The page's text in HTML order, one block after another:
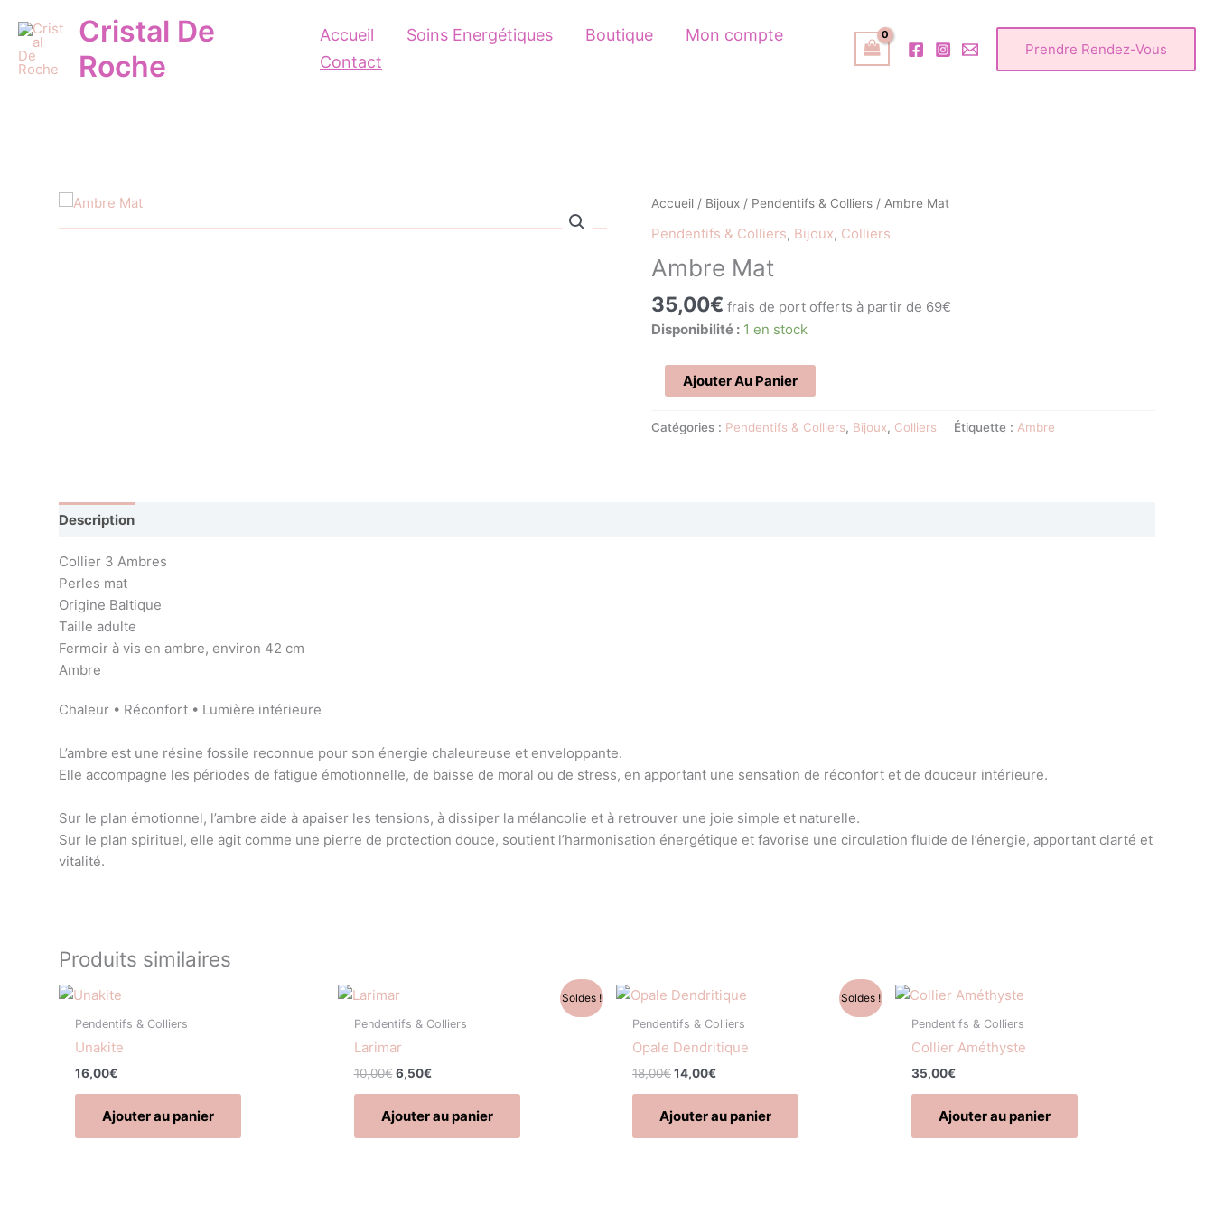
contenu
Cristal De
Roche
Accueil Soins Energétiques Boutique
Mon compte
Contact
Prendre Rendez-Vous
Accueil/ Bijoux/ Pendentifs & Colliers/ Ambre Mat
Pendentifs & Colliers, Bijoux, Colliers
Ambre Mat
35,00€ frais de port offerts à partir de 69€
Disponibilité : 1 en stock
quantité
Mat
Ajouter Au Panier
Catégories : Pendentifs & Colliers, Bijoux, Colliers Étiquette : Ambre
Description
Collier 3 Ambres
Perles mat
Origine Baltique
Taille adulte
Fermoir à vis en ambre, environ 42 cm
Ambre
Chaleur • Réconfort • Lumière intérieure
L’ambre est une résine fossile reconnue pour son énergie chaleureuse et enveloppante.
Elle accompagne les périodes de fatigue émotionnelle, de baisse de moral ou de stress, en apportant une sensation de réconfort et de douceur intérieure.
Sur le plan émotionnel, l’ambre aide à apaiser les tensions, à dissiper la mélancolie et à retrouver une joie simple et naturelle.
Sur le plan spirituel, elle agit comme une pierre de protection douce, soutient l’harmonisation énergétique et favorise une circulation fluide de l’énergie, apportant clarté et
vitalité.
Produits similaires
Pendentifs & Colliers
Unakite
16,00€
Ajouter au panier
Soldes !
Pendentifs & Colliers
Larimar
10,00€
Le
initial
10,00€.
6,50€
actuel
Ajouter au panier
Soldes !
Pendentifs & Colliers
Opale Dendritique
18,00€
Le
initial
18,00€.
14,00€
Le
prix
actuel
14,00€.
Ajouter au panier
Pendentifs & Colliers
Collier Améthyste
35,00€
Ajouter au panier